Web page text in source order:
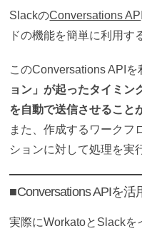
SlackのConversations AP
ドの機能を簡単に利用す
このConversations API
ョン」が起ったタイミン
を自動で送信させること
また、作成するワークフ
ションに対して処理を実
■Conversations APIを
実際にWorkatoとSlackを